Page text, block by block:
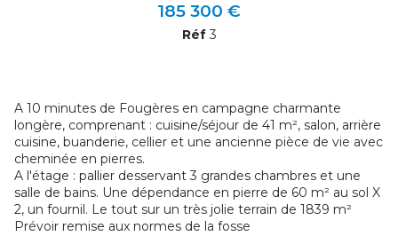
185 300 €
Réf3
A 10 minutes de Fougères en campagne charmante
longère, comprenant : cuisine/séjour de 41 m², salon, arrière
cuisine, buanderie, cellier et une ancienne pièce de vie avec
cheminée en pierres.
A l'étage : pallier desservant 3 grandes chambres et une
salle de bains. Une dépendance en pierre de 60 m² au sol X
2, un fournil. Le tout sur un très jolie terrain de 1839 m²
Prévoir remise aux normes de la fosse